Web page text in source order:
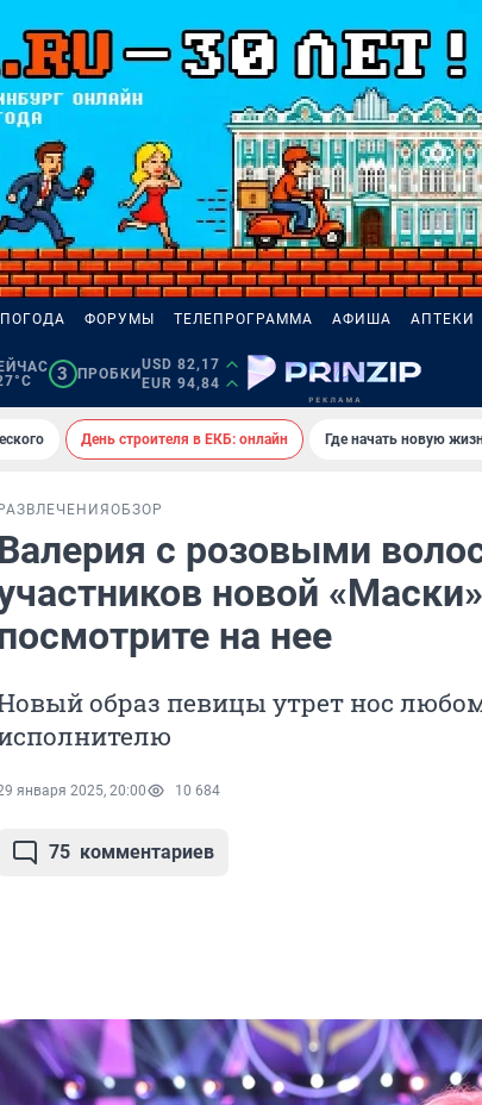
ПОГОДА ФОРУМЫ ТЕЛЕПРОГРАММА АФИША АПТЕКИ
3 ПРОБКИ
USD 82,17
EUR 94,84
День строителя в ЕКБ: онлайн Где начать новую
РАЗВЛЕЧЕНИЯ ОБЗОР
Валерия с розовыми
новой
на нее
образ певицы утрет нос
января 2025, 20:00 10 684
75 комментариев